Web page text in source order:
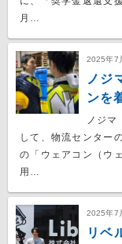
月…
2025年7
ノジ
ンを
ノジマ
して、物流センター
の「ウェアコン（ウ
用…
2025年7
リベ